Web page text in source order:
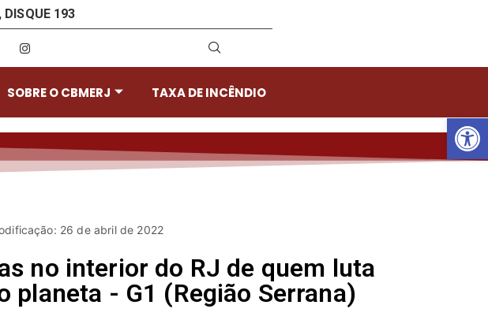
DISQUE 193
SOBRE O CBMERJ TAXA DE INCÊNDIO
26 de abril de 2022
no interior do RJ de quem luta
planeta - G1 (Região Serrana)